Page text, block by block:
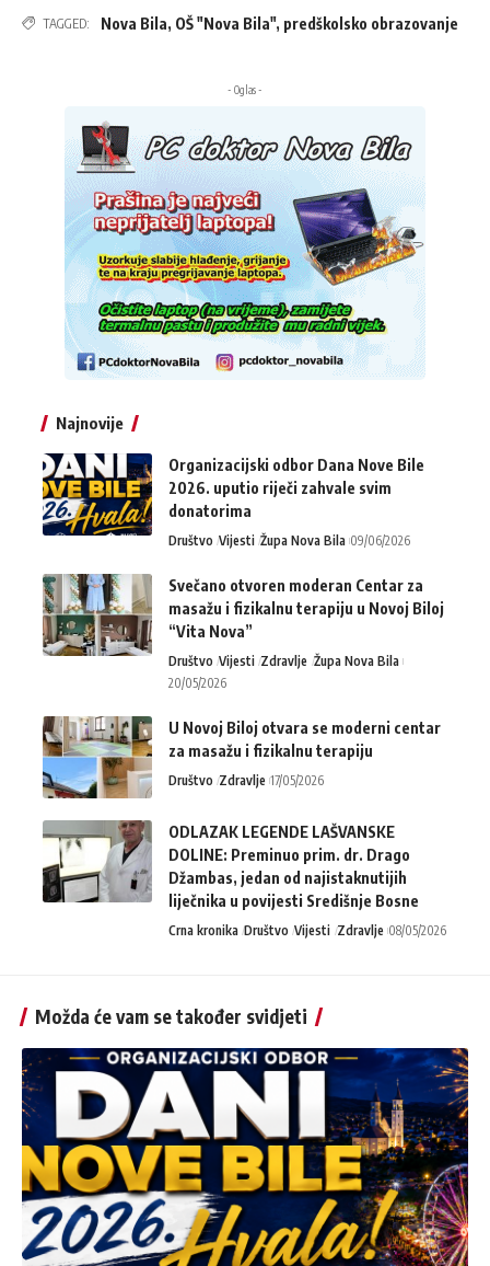
TAGGED: Nova Bila, OŠ "Nova Bila", predškolsko obrazovanje
- Oglas -
Najnovije
Organizacijski odbor Dana Nove Bile
2026. uputio riječi zahvale svim
donatorima
Društvo Vijesti Župa Nova Bila 09/06/2026
Svečano otvoren moderan Centar za
masažu i fizikalnu terapiju u Novoj Biloj
“Vita Nova”
Društvo Vijesti Zdravlje Župa Nova Bila
20/05/2026
U Novoj Biloj otvara se moderni centar
za masažu i fizikalnu terapiju
Društvo Zdravlje 17/05/2026
ODLAZAK LEGENDE LAŠVANSKE
DOLINE: Preminuo prim. dr. Drago
Džambas, jedan od najistaknutijih
liječnika u povijesti Središnje Bosne
Crna kronika Društvo Vijesti Zdravlje 08/05/2026
Možda će vam se također svidjeti